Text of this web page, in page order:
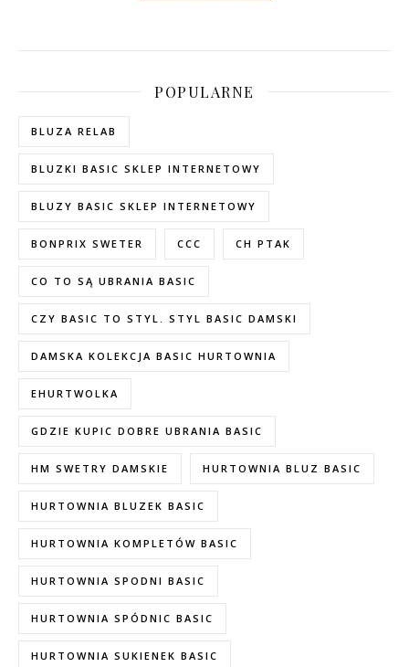
POPULARNE
BLUZA RELAB
BLUZKI BASIC SKLEP INTERNETOWY
BLUZY BASIC SKLEP INTERNETOWY
BONPRIX SWETER CCC CH PTAK
CO TO SĄ UBRANIA BASIC
CZY BASIC TO STYL. STYL BASIC DAMSKI
DAMSKA KOLEKCJA BASIC HURTOWNIA
EHURTWOLKA
GDZIE KUPIC DOBRE UBRANIA BASIC
HM SWETRY DAMSKIE HURTOWNIA BLUZ BASIC
HURTOWNIA BLUZEK BASIC
HURTOWNIA KOMPLETÓW BASIC
HURTOWNIA SPODNI BASIC
HURTOWNIA SPÓDNIC BASIC
HURTOWNIA SUKIENEK BASIC